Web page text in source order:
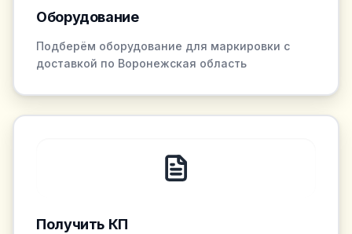
Оборудование
Подберём оборудование для маркировки с
доставкой по Воронежская область
Получить КП